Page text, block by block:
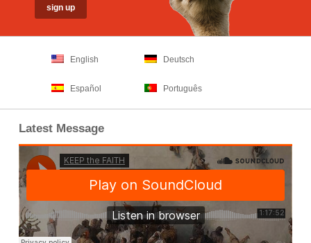
English Deutsch
Español Português
Latest Message